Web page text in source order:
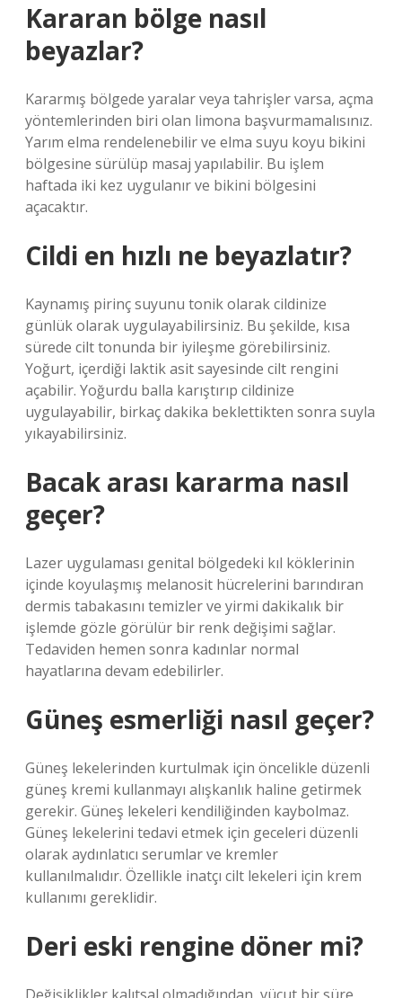
Kararan bölge nasıl
beyazlar?
Kararmış bölgede yaralar veya tahrişler varsa, açma
yöntemlerinden biri olan limona başvurmamalısınız.
Yarım elma rendelenebilir ve elma suyu koyu bikini
bölgesine sürülüp masaj yapılabilir. Bu işlem
haftada iki kez uygulanır ve bikini bölgesini
açacaktır.
Cildi en hızlı ne beyazlatır?
Kaynamış pirinç suyunu tonik olarak cildinize
günlük olarak uygulayabilirsiniz. Bu şekilde, kısa
sürede cilt tonunda bir iyileşme görebilirsiniz.
Yoğurt, içerdiği laktik asit sayesinde cilt rengini
açabilir. Yoğurdu balla karıştırıp cildinize
uygulayabilir, birkaç dakika beklettikten sonra suyla
yıkayabilirsiniz.
Bacak arası kararma nasıl
geçer?
Lazer uygulaması genital bölgedeki kıl köklerinin
içinde koyulaşmış melanosit hücrelerini barındıran
dermis tabakasını temizler ve yirmi dakikalık bir
işlemde gözle görülür bir renk değişimi sağlar.
Tedaviden hemen sonra kadınlar normal
hayatlarına devam edebilirler.
Güneş esmerliği nasıl geçer?
Güneş lekelerinden kurtulmak için öncelikle düzenli
güneş kremi kullanmayı alışkanlık haline getirmek
gerekir. Güneş lekeleri kendiliğinden kaybolmaz.
Güneş lekelerini tedavi etmek için geceleri düzenli
olarak aydınlatıcı serumlar ve kremler
kullanılmalıdır. Özellikle inatçı cilt lekeleri için krem ​​
kullanımı gereklidir.
Deri eski rengine döner mi?